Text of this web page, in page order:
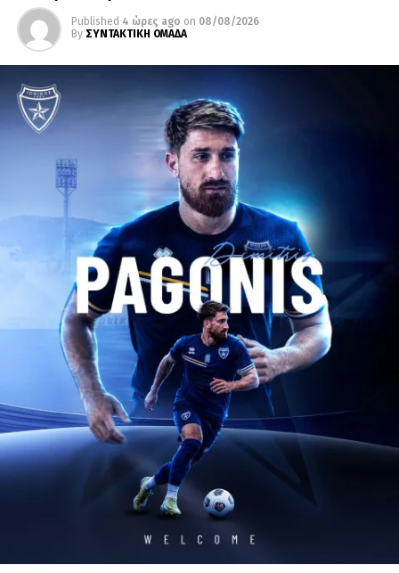
Published 4 ώρες ago on 08/08/2026
By ΣΥΝΤΑΚΤΙΚΗ ΟΜΑΔΑ